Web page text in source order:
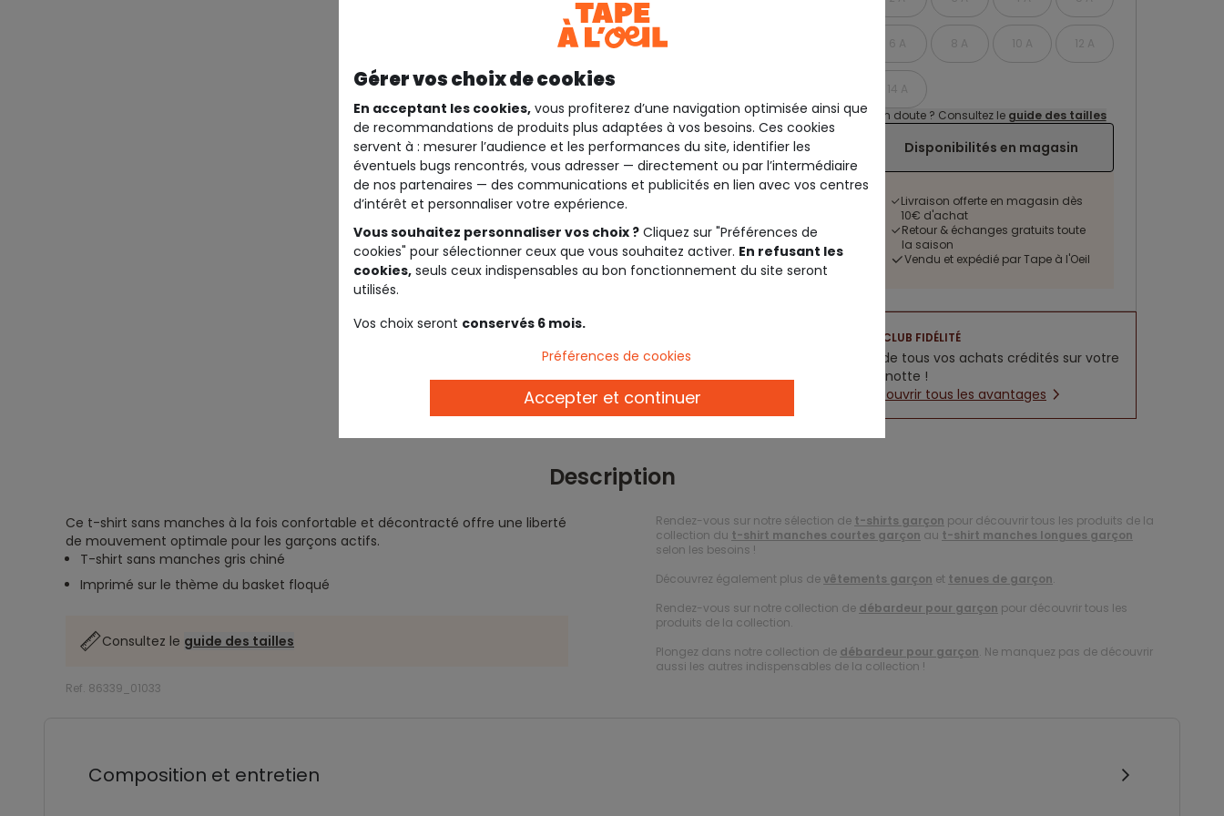
6 A 8 A 10 A 12 A
14 A
Un doute ? Consultez le guide des tailles
Disponibilités en magasin
Livraison offerte en magasin dès
10€ d'achat
Retour & échanges gratuits toute
la saison
Vendu et expédié par Tape à l'Oeil
CLUB FIDÉLITÉ
5% de tous vos achats crédités sur votre
cagnotte !
Découvrir tous les avantages
Description
Ce t-shirt sans manches à la fois confortable et décontracté offre une liberté
de mouvement optimale pour les garçons actifs.
T-shirt sans manches gris chiné
Imprimé sur le thème du basket floqué
Consultez le guide des tailles
Ref. 86339_01033
Rendez-vous sur notre sélection de t-shirts garçon pour découvrir tous les produits de la
collection du t-shirt manches courtes garçon au t-shirt manches longues garçon
selon les besoins !
Découvrez également plus devêtements garçon et tenues de garçon.
Rendez-vous sur notre collection de débardeur pour garçon pour découvrir tous les
produits de la collection.
Plongez dans notre collection de débardeur pour garçon. Ne manquez pas de découvrir
aussi les autres indispensables de la collection !
Composition et entretien
Gérer vos choix de cookies
En acceptant les cookies, vous profiterez d’une navigation optimisée ainsi que
de recommandations de produits plus adaptées à vos besoins. Ces cookies
servent à : mesurer l’audience et les performances du site, identifier les
éventuels bugs rencontrés, vous adresser — directement ou par l’intermédiaire
de nos partenaires — des communications et publicités en lien avec vos centres
d’intérêt et personnaliser votre expérience.
Vous souhaitez personnaliser vos choix ? Cliquez sur "Préférences de
cookies" pour sélectionner ceux que vous souhaitez activer. En refusant les
cookies, seuls ceux indispensables au bon fonctionnement du site seront
utilisés.
Vos choix seront conservés 6 mois.
Préférences de cookies
Accepter et continuer